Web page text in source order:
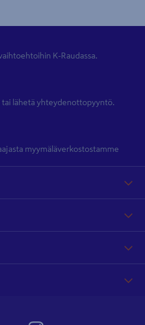
K-Raudassa.
tai lähetä yhteydenottopyyntö.
myymäläverkostostamme